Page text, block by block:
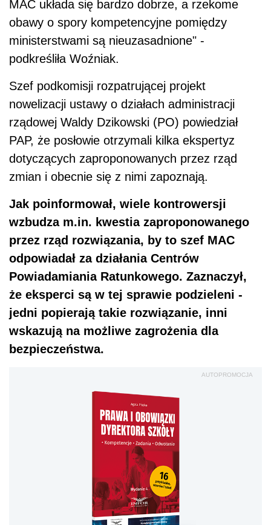
MAC układa się bardzo dobrze, a rzekome
obawy o spory kompetencyjne pomiędzy
ministerstwami są nieuzasadnione" -
podkreśliła Woźniak.
Szef podkomisji rozpatrującej projekt
nowelizacji ustawy o działach administracji
rządowej Waldy Dzikowski (PO) powiedział
PAP, że posłowie otrzymali kilka ekspertyz
dotyczących zaproponowanych przez rząd
zmian i obecnie się z nimi zapoznają.
Jak poinformował, wiele kontrowersji
wzbudza m.in. kwestia zaproponowanego
przez rząd rozwiązania, by to szef MAC
odpowiadał za działania Centrów
Powiadamiania Ratunkowego. Zaznaczył,
że eksperci są w tej sprawie podzieleni -
jedni popierają takie rozwiązanie, inni
wskazują na możliwe zagrożenia dla
bezpieczeństwa.
AUTOPROMOCJA